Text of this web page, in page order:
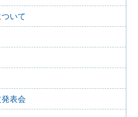
新しました)
更新しました）
更新しました)
いて
表会